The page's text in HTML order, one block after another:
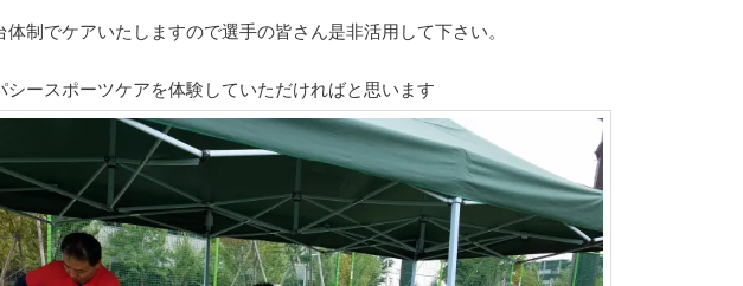
体制でケアいたしますので選手の皆さん是非活用して下さい。
シースポーツケアを体験していただければと思います